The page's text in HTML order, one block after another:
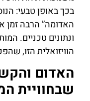
בכך באופן טבעי:
האדומה” הרבה זמן
ונתונים טכניים.
הוויזואלית הזו,
האדום
שבחוויית